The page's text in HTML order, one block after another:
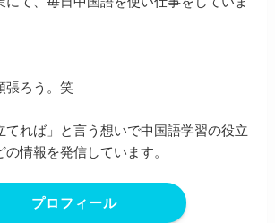
張ろう。笑
てれば」と言う想いで中国語学習の役立
情報を発信しています。
プロフィール